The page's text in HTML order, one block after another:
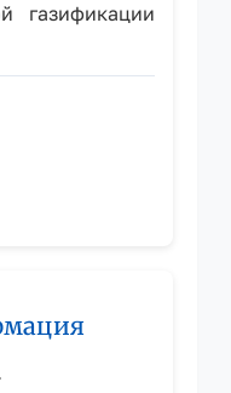
газификации